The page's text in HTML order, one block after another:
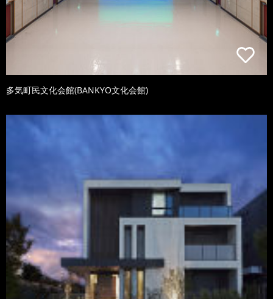
多気町民文化会館(BANKYO文化会館)